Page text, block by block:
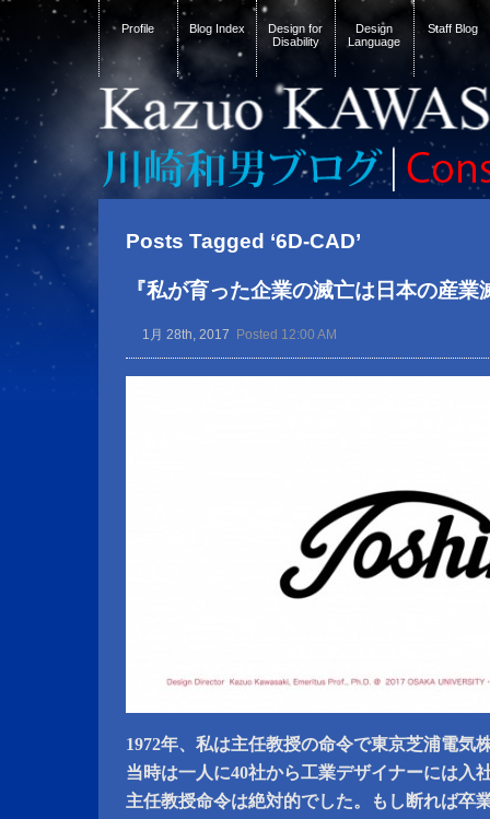
Profile Blog Index
Design for
Disability
Design
Language
Staff Blog
Posts Tagged ‘6D-CAD’
『私が育った企業の滅亡は日本の産
1月 28th, 2017 Posted 12:00 AM
1972年、私は主任教授の命令で東京芝浦電気
当時は一人に40社から工業デザイナーには入
主任教授命令は絶対的でした。もし断れば卒